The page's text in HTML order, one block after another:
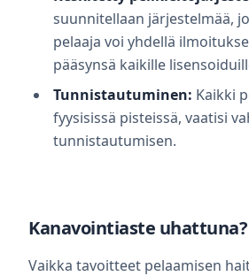
suunnitellaan järjestelmää,
pelaaja voi yhdellä
pääsynsä kaikille
Tunnistautuminen: Kaikki
fyysisissä pisteissä, vaatisi
tunnistautumisen.
Kanavointiaste uhattuna?
Vaikka tavoitteet pelaamisen